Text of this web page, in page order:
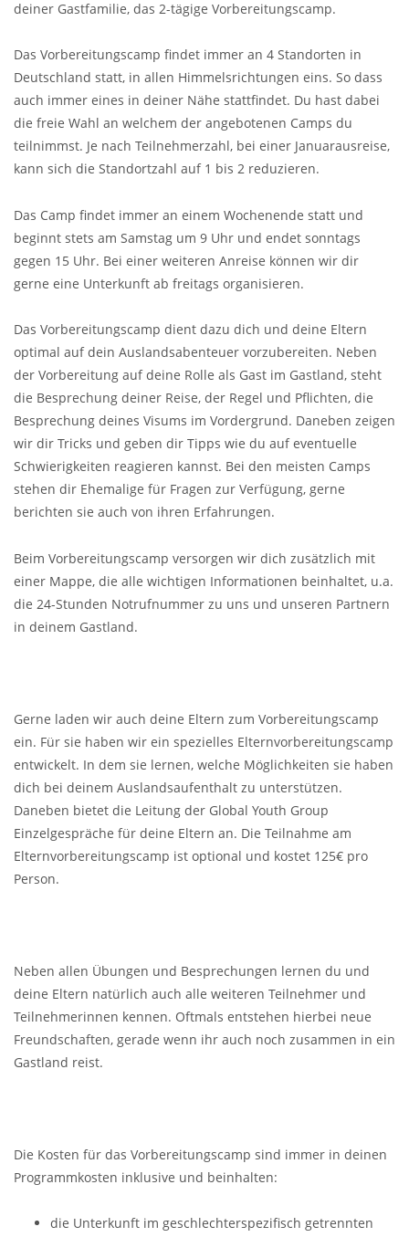
deiner Gastfamilie, das 2-tägige Vorbereitungscamp.
Das Vorbereitungscamp findet immer an 4 Standorten in
Deutschland statt, in allen Himmelsrichtungen eins. So dass
auch immer eines in deiner Nähe stattfindet. Du hast dabei
die freie Wahl an welchem der angebotenen Camps du
teilnimmst. Je nach Teilnehmerzahl, bei einer Januarausreise,
kann sich die Standortzahl auf 1 bis 2 reduzieren.
Das Camp findet immer an einem Wochenende statt und
beginnt stets am Samstag um 9 Uhr und endet sonntags
gegen 15 Uhr. Bei einer weiteren Anreise können wir dir
gerne eine Unterkunft ab freitags organisieren.
Das Vorbereitungscamp dient dazu dich und deine Eltern
optimal auf dein Auslandsabenteuer vorzubereiten. Neben
der Vorbereitung auf deine Rolle als Gast im Gastland, steht
die Besprechung deiner Reise, der Regel und Pflichten, die
Besprechung deines Visums im Vordergrund. Daneben zeigen
wir dir Tricks und geben dir Tipps wie du auf eventuelle
Schwierigkeiten reagieren kannst. Bei den meisten Camps
stehen dir Ehemalige für Fragen zur Verfügung, gerne
berichten sie auch von ihren Erfahrungen.
Beim Vorbereitungscamp versorgen wir dich zusätzlich mit
einer Mappe, die alle wichtigen Informationen beinhaltet, u.a.
die 24-Stunden Notrufnummer zu uns und unseren Partnern
in deinem Gastland.
Gerne laden wir auch deine Eltern zum Vorbereitungscamp
ein. Für sie haben wir ein spezielles Elternvorbereitungscamp
entwickelt. In dem sie lernen, welche Möglichkeiten sie haben
dich bei deinem Auslandsaufenthalt zu unterstützen.
Daneben bietet die Leitung der Global Youth Group
Einzelgespräche für deine Eltern an. Die Teilnahme am
Elternvorbereitungscamp ist optional und kostet 125€ pro
Person.
Neben allen Übungen und Besprechungen lernen du und
deine Eltern natürlich auch alle weiteren Teilnehmer und
Teilnehmerinnen kennen. Oftmals entstehen hierbei neue
Freundschaften, gerade wenn ihr auch noch zusammen in ein
Gastland reist.
Die Kosten für das Vorbereitungscamp sind immer in deinen
Programmkosten inklusive und beinhalten:
die Unterkunft im geschlechterspezifisch getrennten